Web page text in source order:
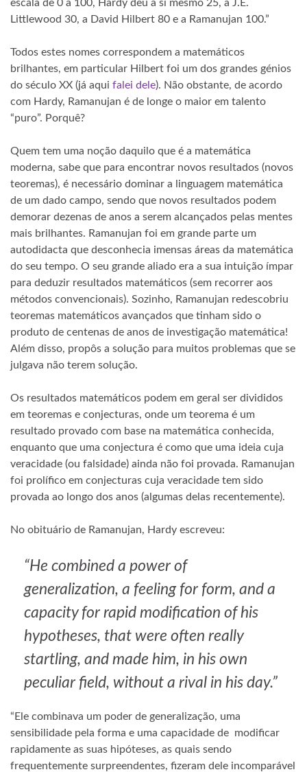
escala de 0 a 100, Hardy deu a si mesmo 25, a J.E.
Littlewood 30, a David Hilbert 80 e a Ramanujan 100.”
Todos estes nomes correspondem a matemáticos
brilhantes, em particular Hilbert foi um dos grandes génios
do século XX (já aqui falei dele). Não obstante, de acordo
com Hardy, Ramanujan é de longe o maior em talento
“puro”. Porquê?
Quem tem uma noção daquilo que é a matemática
moderna, sabe que para encontrar novos resultados (novos
teoremas), é necessário dominar a linguagem matemática
de um dado campo, sendo que novos resultados podem
demorar dezenas de anos a serem alcançados pelas mentes
mais brilhantes. Ramanujan foi em grande parte um
autodidacta que desconhecia imensas áreas da matemática
do seu tempo. O seu grande aliado era a sua intuição ímpar
para deduzir resultados matemáticos (sem recorrer aos
métodos convencionais). Sozinho, Ramanujan redescobriu
teoremas matemáticos avançados que tinham sido o
produto de centenas de anos de investigação matemática!
Além disso, propôs a solução para muitos problemas que se
julgava não terem solução.
Os resultados matemáticos podem em geral ser divididos
em teoremas e conjecturas, onde um teorema é um
resultado provado com base na matemática conhecida,
enquanto que uma conjectura é como que uma ideia cuja
veracidade (ou falsidade) ainda não foi provada. Ramanujan
foi prolífico em conjecturas cuja veracidade tem sido
provada ao longo dos anos (algumas delas recentemente).
No obituário de Ramanujan, Hardy escreveu:
“He combined a power of
generalization, a feeling for form, and a
capacity for rapid modification of his
hypotheses, that were often really
startling, and made him, in his own
peculiar field, without a rival in his day.”
“Ele combinava um poder de generalização, uma
sensibilidade pela forma e uma capacidade de modificar
rapidamente as suas hipóteses, as quais sendo
frequentemente surpreendentes, fizeram dele incomparável